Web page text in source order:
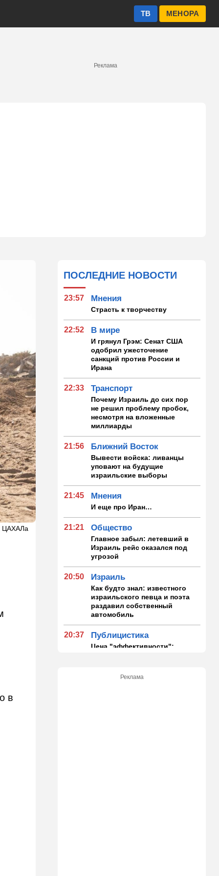
МЕНОРА
ТВ
Реклама
ЦАХАЛа
в
ПОСЛЕДНИЕ НОВОСТИ
23:57 Мнения
Страсть к творчеству
22:52 В мире
И грянул Грэм: Сенат США
одобрил ужесточение
санкций против России и
Ирана
22:33 Транспорт
Почему Израиль до сих пор
не решил проблему пробок,
несмотря на вложенные
миллиарды
21:56 Ближний Восток
Вывести войска: ливанцы
уповают на будущие
израильские выборы
21:45 Мнения
И еще про Иран…
21:21 Общество
Главное забыл: летевший в
Израиль рейс оказался под
угрозой
20:50 Израиль
Как будто знал: известного
израильского певца и поэта
раздавил собственный
автомобиль
20:37 Публицистика
Цена "эффективности":
Реклама